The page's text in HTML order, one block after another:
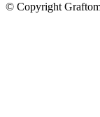
© Copyright